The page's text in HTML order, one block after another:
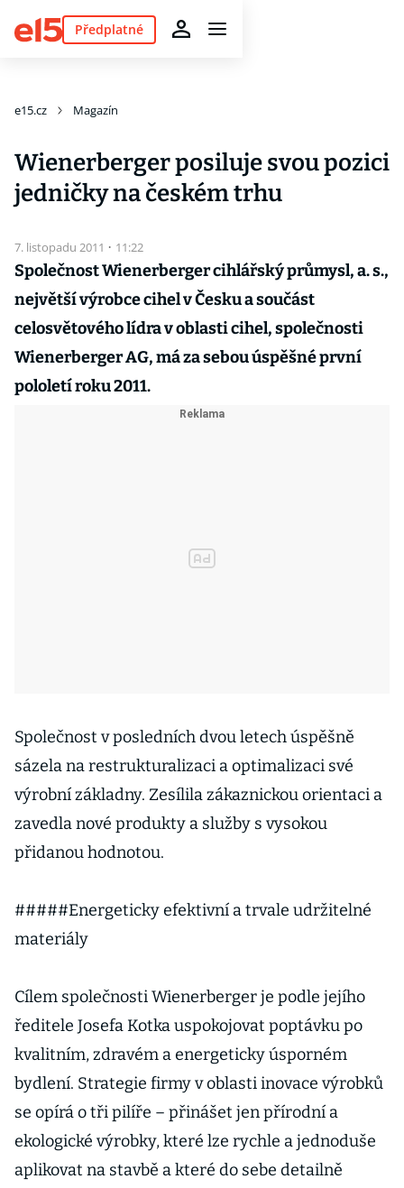
Předplatné
e15.cz Magazín
Wienerberger posiluje svou pozici
jedničky na českém trhu
7. listopadu 2011 · 11:22
Společnost Wienerberger cihlářský průmysl, a. s.,
největší výrobce cihel v Česku a součást
celosvětového lídra v oblasti cihel, společnosti
Wienerberger AG, má za sebou úspěšné první
pololetí roku 2011.
Společnost v posledních dvou letech úspěšně
sázela na restrukturalizaci a optimalizaci své
výrobní základny. Zesílila zákaznickou orientaci a
zavedla nové produkty a služby s vysokou
přidanou hodnotou.
#####Energeticky efektivní a trvale udržitelné
materiály
Cílem společnosti Wienerberger je podle jejího
ředitele Josefa Kotka uspokojovat poptávku po
kvalitním, zdravém a energeticky úsporném
bydlení. Strategie firmy v oblasti inovace výrobků
se opírá o tři pilíře – přinášet jen přírodní a
ekologické výrobky, které lze rychle a jednoduše
aplikovat na stavbě a které do sebe detailně